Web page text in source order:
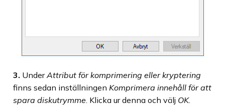
3. UnderAttribut för komprimering eller kryptering
finns sedan inställningen Komprimera innehåll för att
spara diskutrymme . Klicka ur denna och välj OK.